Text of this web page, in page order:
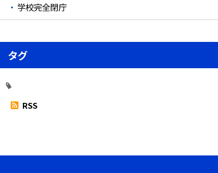
学校完全閉庁
タグ
RSS